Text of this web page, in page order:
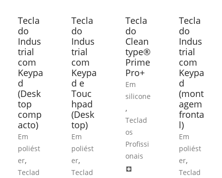
Tecla
do
Indus
trial
com
Keypa
d
(Desk
top
comp
acto)
Em
poliést
er,
Teclad
Tecla
do
Indus
trial
com
Keypa
d e
Touc
hpad
(Desk
top)
Em
poliést
er,
Teclad
Tecla
do
Clean
type®
Prime
Pro+
Em
silicone
,
Teclad
os
Profissi
onais
local_hospital
Tecla
do
Indus
trial
com
Keypa
d
(mont
agem
fronta
l)
Em
poliést
er,
Teclad